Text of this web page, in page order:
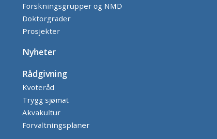
Forskningsgrupper og NMD
Doktorgrader
Prosjekter
Nyheter
Rådgivning
Kvoteråd
Trygg sjømat
Akvakultur
Forvaltningsplaner